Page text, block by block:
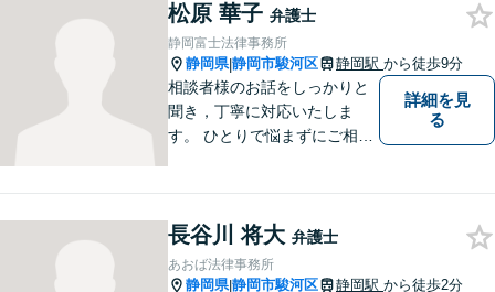
整理など企業に関わる問題を
幅広く取り扱っております。
どうぞお気軽にご相談くださ
い。
松原 華子 弁護士
静岡富士法律事務所
静岡県|静岡市駿河区 静岡駅 から徒歩9分
相談者様のお話をしっかりと
聞き，丁寧に対応いたしま
す。 ひとりで悩まずにご相談
詳細を見
る
長谷川 将大 弁護士
あおば法律事務所
静岡県|静岡市駿河区 静岡駅 から徒歩2分